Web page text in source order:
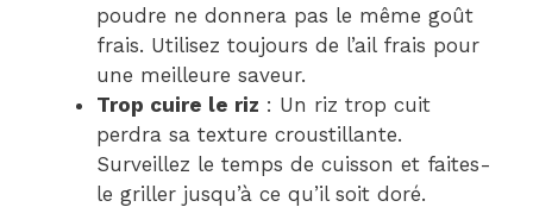
poudre ne donnera pas le même goût
frais. Utilisez toujours de l’ail frais pour
une meilleure saveur.
Trop cuire le riz : Un riz trop cuit
perdra sa texture croustillante.
Surveillez le temps de cuisson et faites-
le griller jusqu’à ce qu’il soit doré.